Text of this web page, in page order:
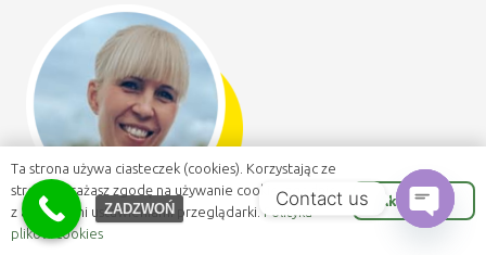
ZADZWOŃ
Ta strona używa ciasteczek (cookies). Korzystając ze
strony wyrażasz zgodę na używanie cookie, zgodnie
z aktualnymi ustawieniami przeglądarki. Polityka
plików cookies
Akceptuje
Contact us